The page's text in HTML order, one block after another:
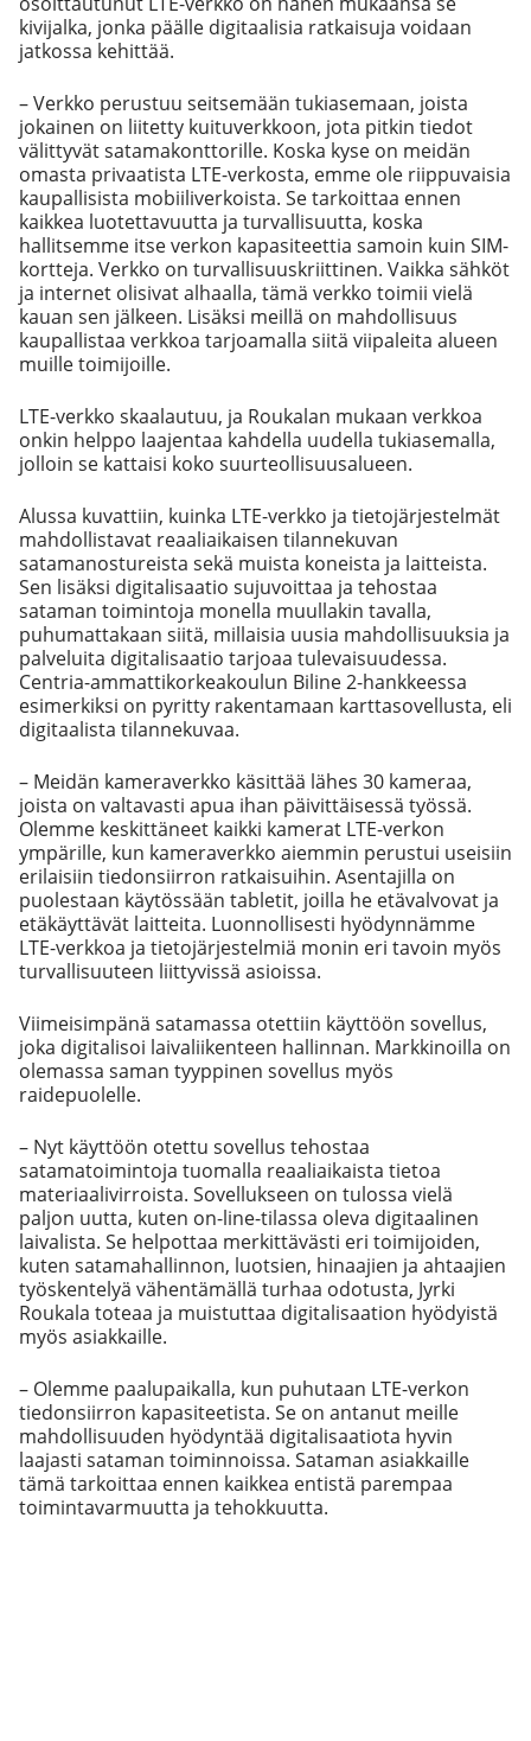
kivijalka, jonka päälle digitaalisia ratkaisuja voidaan
jatkossa kehittää.
– Verkko perustuu seitsemään tukiasemaan, joista
jokainen on liitetty kuituverkkoon, jota pitkin tiedot
välittyvät satamakonttorille. Koska kyse on meidän
omasta privaatista LTE-verkosta, emme ole riippuvaisia
kaupallisista mobiiliverkoista. Se tarkoittaa ennen
kaikkea luotettavuutta ja turvallisuutta, koska
hallitsemme itse verkon kapasiteettia samoin kuin SIM-
kortteja. Verkko on turvallisuuskriittinen. Vaikka sähköt
ja internet olisivat alhaalla, tämä verkko toimii vielä
kauan sen jälkeen. Lisäksi meillä on mahdollisuus
kaupallistaa verkkoa tarjoamalla siitä viipaleita alueen
muille toimijoille.
LTE-verkko skaalautuu, ja Roukalan mukaan verkkoa
onkin helppo laajentaa kahdella uudella tukiasemalla,
jolloin se kattaisi koko suurteollisuusalueen.
Alussa kuvattiin, kuinka LTE-verkko ja tietojärjestelmät
mahdollistavat reaaliaikaisen tilannekuvan
satamanostureista sekä muista koneista ja laitteista.
Sen lisäksi digitalisaatio sujuvoittaa ja tehostaa
sataman toimintoja monella muullakin tavalla,
puhumattakaan siitä, millaisia uusia mahdollisuuksia ja
palveluita digitalisaatio tarjoaa tulevaisuudessa.
Centria-ammattikorkeakoulun Biline 2-hankkeessa
esimerkiksi on pyritty rakentamaan karttasovellusta, eli
digitaalista tilannekuvaa.
– Meidän kameraverkko käsittää lähes 30 kameraa,
joista on valtavasti apua ihan päivittäisessä työssä.
Olemme keskittäneet kaikki kamerat LTE-verkon
ympärille, kun kameraverkko aiemmin perustui useisiin
erilaisiin tiedonsiirron ratkaisuihin. Asentajilla on
puolestaan käytössään tabletit, joilla he etävalvovat ja
etäkäyttävät laitteita. Luonnollisesti hyödynnämme
LTE-verkkoa ja tietojärjestelmiä monin eri tavoin myös
turvallisuuteen liittyvissä asioissa.
Viimeisimpänä satamassa otettiin käyttöön sovellus,
joka digitalisoi laivaliikenteen hallinnan. Markkinoilla on
olemassa saman tyyppinen sovellus myös
raidepuolelle.
– Nyt käyttöön otettu sovellus tehostaa
satamatoimintoja tuomalla reaaliaikaista tietoa
materiaalivirroista. Sovellukseen on tulossa vielä
paljon uutta, kuten on-line-tilassa oleva digitaalinen
laivalista. Se helpottaa merkittävästi eri toimijoiden,
kuten satamahallinnon, luotsien, hinaajien ja ahtaajien
työskentelyä vähentämällä turhaa odotusta, Jyrki
Roukala toteaa ja muistuttaa digitalisaation hyödyistä
myös asiakkaille.
– Olemme paalupaikalla, kun puhutaan LTE-verkon
tiedonsiirron kapasiteetista. Se on antanut meille
mahdollisuuden hyödyntää digitalisaatiota hyvin
laajasti sataman toiminnoissa. Sataman asiakkaille
tämä tarkoittaa ennen kaikkea entistä parempaa
toimintavarmuutta ja tehokkuutta.